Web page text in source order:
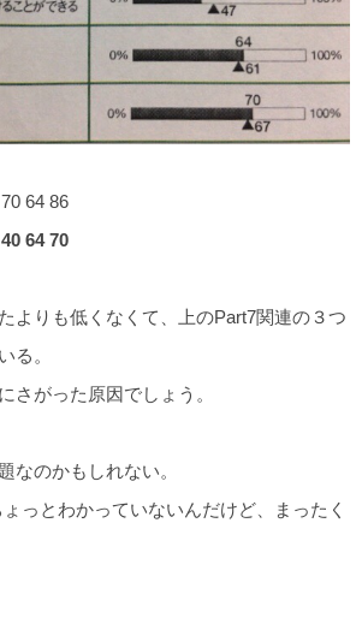
64 86
64 70
よりも低くなくて、上のPart7関連の３つ
る。
さがった原因でしょう。
なのかもしれない。
っとわかっていないんだけど、まったく